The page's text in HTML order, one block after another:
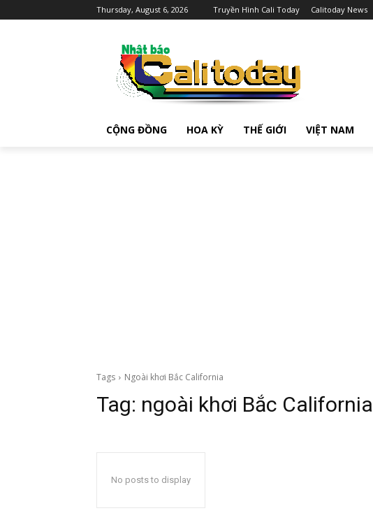
Thursday, August 6, 2026 Truyền Hình Cali Today Calitoday News
CỘNG ĐỒNG HOA KỲ THẾ GIỚI VIỆT NAM
Tags Ngoài khơi Bắc California
Tag: ngoài khơi Bắc California
No posts to display